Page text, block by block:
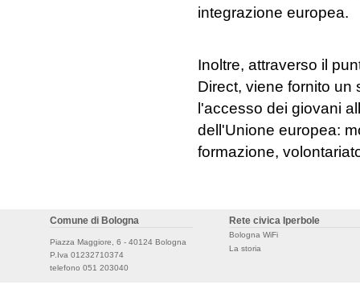
integrazione europea.
Inoltre, attraverso il
Direct, viene fornito un
l'accesso dei giovani
dell'Unione europea:
formazione,
Comune di Bologna
Piazza Maggiore, 6 - 40124 Bologna
P.Iva 01232710374
telefono 051 203040
Rete civica Iperbole
Bologna WiFi
La storia